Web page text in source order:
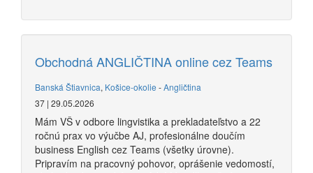
Obchodná ANGLIČTINA online cez Teams
Banská Štiavnica, Košice-okolie -Angličtina
37 | 29.05.2026
Mám VŠ v odbore lingvistika a prekladateľstvo a 22
ročnú prax vo výučbe AJ, profesionálne doučím
business English cez Teams (všetky úrovne).
Pripravím na pracovný pohovor, oprášenie vedomostí,